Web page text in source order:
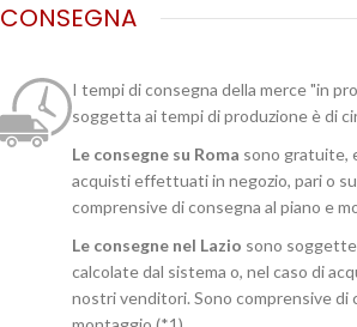
CONSEGNA
I tempi di consegna della merce "in
soggetta ai tempi di produzione è di
Le consegne su Roma sono gratuite,
acquisti effettuati in negozio, pari o
comprensive di consegna al piano e
Le consegne nel Lazio sono
calcolate dal sistema o, nel caso di
nostri venditori. Sono comprensive di